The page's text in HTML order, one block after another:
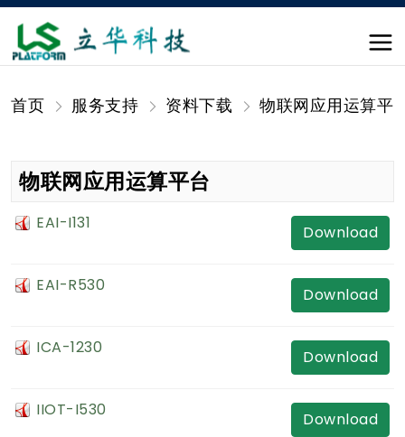
首页 服务支持 资料下载 物联网应用运算平
物联网应用运算平台
EAI-I131 Download
EAI-R530 Download
ICA-1230 Download
IIOT-I530 Download